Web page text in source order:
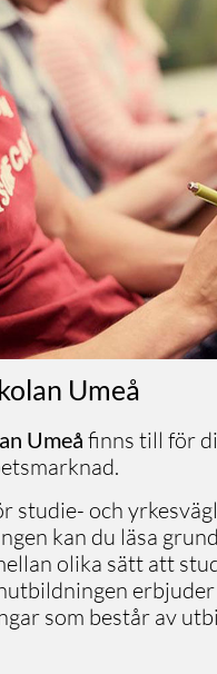
Umeå
Umeå finns till för
studie- och
kan du läsa
olika sätt att
som består av